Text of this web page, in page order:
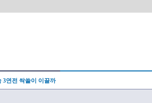
3연전 싹쓸이 이끌까